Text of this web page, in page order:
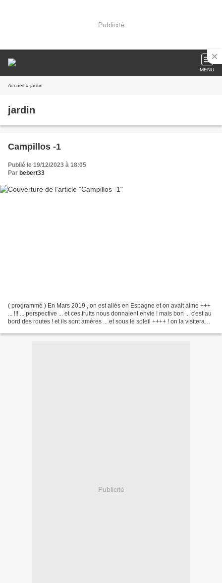
Publicité
MENU
Accueil » jardin
jardin
Campillos -1
Publié le 19/12/2023 à 18:05
Par bebert33
( programmé ) En Mars 2019 , on est allés en Espagne et on avait aimé +++
... !!! ... perspective ... et ces fruits nous donnaient envie ! mais bon ... c'est au
bord des routes ! et ils sont amères ... et sous le soleil ++++ ! on la visitera
Publicité